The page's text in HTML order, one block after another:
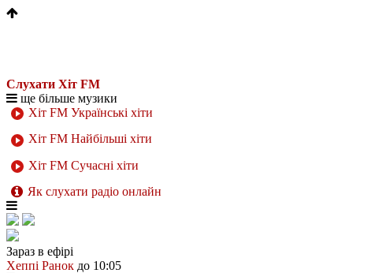
Слухати Хіт FM
ще більше музики
Хіт FM Українські хіти
Хіт FM Найбільші хіти
Хіт FM Сучасні хіти
Як слухати радіо онлайн
Зараз в ефірі
Хеппі Ранок до 10:05